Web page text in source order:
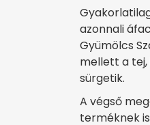
azonnali
Gyümölcs
mellett a
sürgetik.
A végső
terméknek